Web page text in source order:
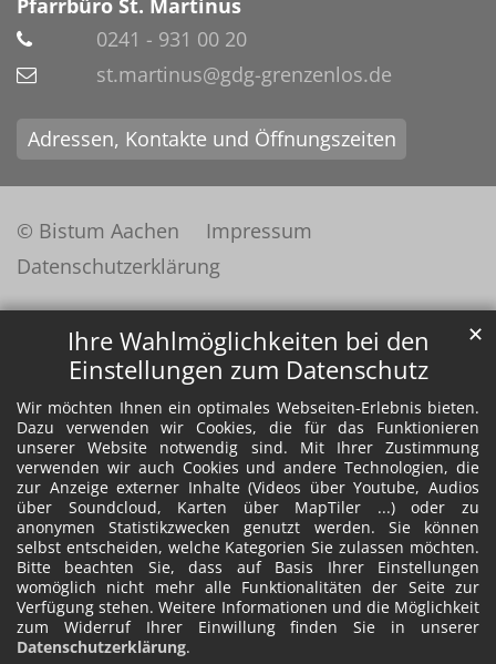
Ihre Wahlmöglichkeiten bei den
Einstellungen zum Datenschutz
Wir möchten Ihnen ein optimales Webseiten-Erlebnis bieten.
Dazu verwenden wir Cookies, die für das Funktionieren
unserer Website notwendig sind. Mit Ihrer Zustimmung
verwenden wir auch Cookies und andere Technologien, die
zur Anzeige externer Inhalte (Videos über Youtube, Audios
über Soundcloud, Karten über MapTiler ...) oder zu
anonymen Statistikzwecken genutzt werden. Sie können
selbst entscheiden, welche Kategorien Sie zulassen möchten.
Bitte beachten Sie, dass auf Basis Ihrer Einstellungen
womöglich nicht mehr alle Funktionalitäten der Seite zur
Verfügung stehen. Weitere Informationen und die Möglichkeit
zum Widerruf Ihrer Einwillung finden Sie in unserer
Datenschutzerklärung.
✕
Pfarrbüro St. Martinus
0241 - 931 00 20
st.martinus@gdg-grenzenlos.de
Adressen, Kontakte und Öffnungszeiten
© Bistum Aachen
Impressum
Datenschutzerklärung